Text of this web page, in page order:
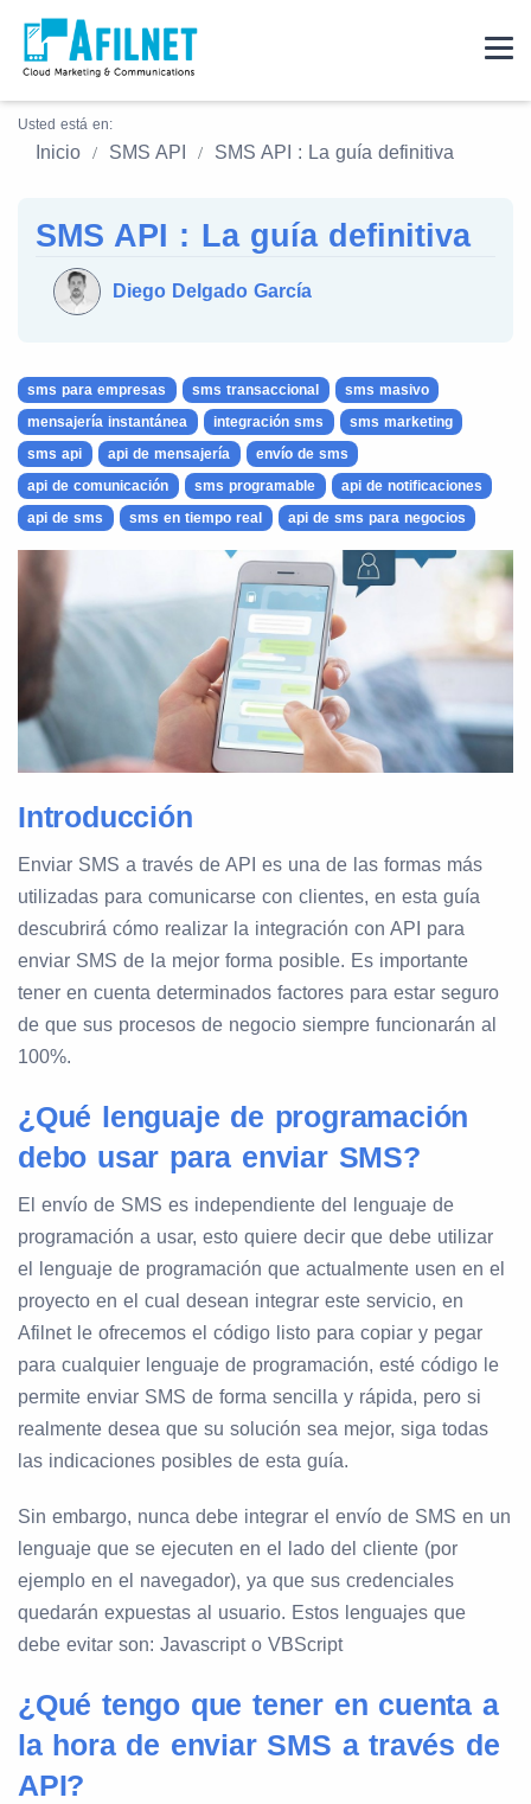
Usted está en:
Inicio SMS API SMS API : La guía definitiva
SMS API : La guía definitiva
Diego Delgado García
sms para empresas sms transaccional
sms masivo
mensajería instantánea
integración sms
sms marketing
sms api
api de mensajería
envío de sms
api de comunicación
sms programable
api de notificaciones
api de sms
sms en tiempo real api de sms para negocios
Introducción
Enviar SMS a través de API es una de las formas más
utilizadas para comunicarse con clientes, en esta guía
descubrirá cómo realizar la integración con API para
enviar SMS de la mejor forma posible. Es importante
tener en cuenta determinados factores para estar seguro
de que sus procesos de negocio siempre funcionarán al
100%.
¿Qué lenguaje de programación
debo usar para enviar SMS?
El envío de SMS es independiente del lenguaje de
programación a usar, esto quiere decir que debe utilizar
el lenguaje de programación que actualmente usen en el
proyecto en el cual desean integrar este servicio, en
Afilnet le ofrecemos el código listo para copiar y pegar
para cualquier lenguaje de programación, esté código le
permite enviar SMS de forma sencilla y rápida, pero si
realmente desea que su solución sea mejor, siga todas
las indicaciones posibles de esta guía.
Sin embargo, nunca debe integrar el envío de SMS en un
lenguaje que se ejecuten en el lado del cliente (por
ejemplo en el navegador), ya que sus credenciales
quedarán expuestas al usuario. Estos lenguajes que
debe evitar son: Javascript o VBScript
¿Qué tengo que tener en cuenta a
la hora de enviar SMS a través de
API?